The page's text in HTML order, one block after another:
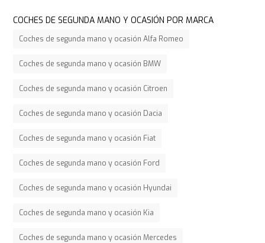
COCHES DE SEGUNDA MANO Y OCASIÓN POR MARCA
Coches de segunda mano y ocasión Alfa Romeo
Coches de segunda mano y ocasión BMW
Coches de segunda mano y ocasión Citroen
Coches de segunda mano y ocasión Dacia
Coches de segunda mano y ocasión Fiat
Coches de segunda mano y ocasión Ford
Coches de segunda mano y ocasión Hyundai
Coches de segunda mano y ocasión Kia
Coches de segunda mano y ocasión Mercedes